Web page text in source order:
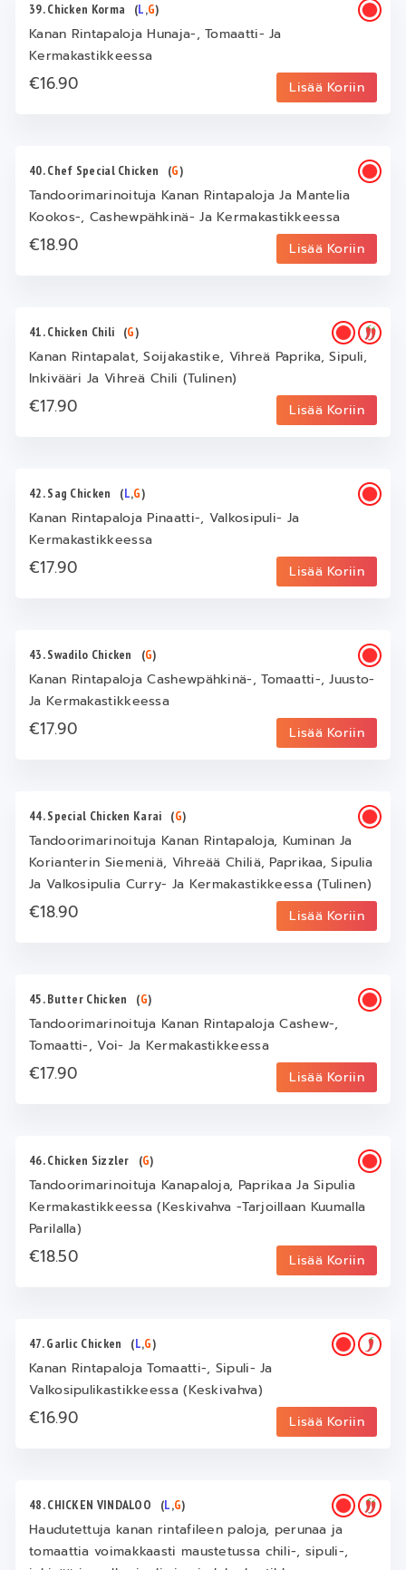
39. Chicken Korma (L,G)
Kanan Rintapaloja Hunaja-, Tomaatti- Ja
Kermakastikkeessa
€16.90 Lisää Koriin
40. Chef Special Chicken (G)
Tandoorimarinoituja Kanan Rintapaloja Ja Mantelia
Kookos-, Cashewpähkinä- Ja Kermakastikkeessa
€18.90 Lisää Koriin
41. Chicken Chili (G)
Kanan Rintapalat, Soijakastike, Vihreä Paprika, Sipuli,
Inkivääri Ja Vihreä Chili (Tulinen)
€17.90 Lisää Koriin
42. Sag Chicken (L,G)
Kanan Rintapaloja Pinaatti-, Valkosipuli- Ja
Kermakastikkeessa
€17.90 Lisää Koriin
43. Swadilo Chicken (G)
Kanan Rintapaloja Cashewpähkinä-, Tomaatti-, Juusto-
Ja Kermakastikkeessa
€17.90 Lisää Koriin
44. Special Chicken Karai (G)
Tandoorimarinoituja Kanan Rintapaloja, Kuminan Ja
Korianterin Siemeniä, Vihreää Chiliä, Paprikaa, Sipulia
Ja Valkosipulia Curry- Ja Kermakastikkeessa (Tulinen)
€18.90 Lisää Koriin
45. Butter Chicken (G)
Tandoorimarinoituja Kanan Rintapaloja Cashew-,
Tomaatti-, Voi- Ja Kermakastikkeessa
€17.90 Lisää Koriin
46. Chicken Sizzler (G)
Tandoorimarinoituja Kanapaloja, Paprikaa Ja Sipulia
Kermakastikkeessa (Keskivahva -Tarjoillaan Kuumalla
Parilalla)
€18.50 Lisää Koriin
47. Garlic Chicken (L,G)
Kanan Rintapaloja Tomaatti-, Sipuli- Ja
Valkosipulikastikkeessa (Keskivahva)
€16.90 Lisää Koriin
48. CHICKEN VINDALOO (L,G)
Haudutettuja kanan rintafileen paloja, perunaa ja
tomaattia voimakkaasti maustetussa chili-, sipuli-,